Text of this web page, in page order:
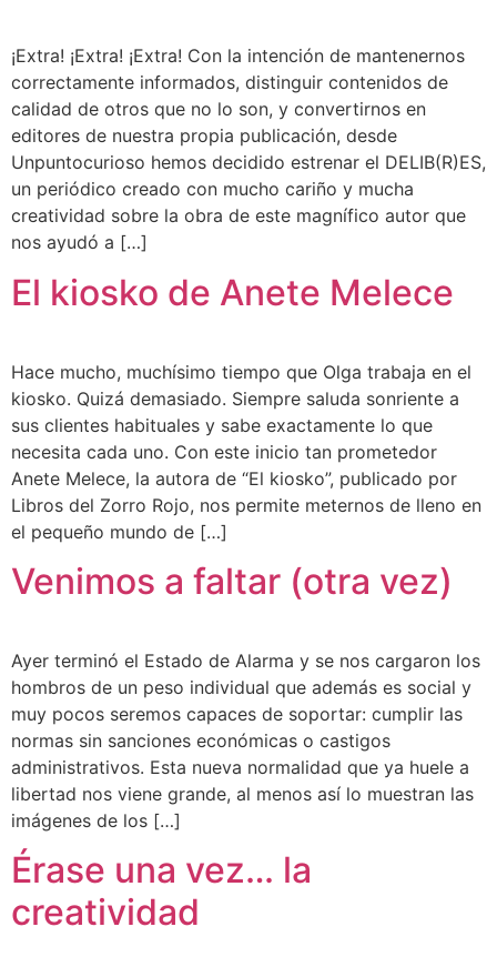
¡Extra! ¡Extra! ¡Extra! Con la intención de mantenernos
correctamente informados, distinguir contenidos de
calidad de otros que no lo son, y convertirnos en
editores de nuestra propia publicación, desde
Unpuntocurioso hemos decidido estrenar el DELIB(R)ES,
un periódico creado con mucho cariño y mucha
creatividad sobre la obra de este magnífico autor que
nos ayudó a […]
El kiosko de Anete Melece
Hace mucho, muchísimo tiempo que Olga trabaja en el
kiosko. Quizá demasiado. Siempre saluda sonriente a
sus clientes habituales y sabe exactamente lo que
necesita cada uno. Con este inicio tan prometedor
Anete Melece, la autora de “El kiosko”, publicado por
Libros del Zorro Rojo, nos permite meternos de lleno en
el pequeño mundo de […]
Venimos a faltar (otra vez)
Ayer terminó el Estado de Alarma y se nos cargaron los
hombros de un peso individual que además es social y
muy pocos seremos capaces de soportar: cumplir las
normas sin sanciones económicas o castigos
administrativos. Esta nueva normalidad que ya huele a
libertad nos viene grande, al menos así lo muestran las
imágenes de los […]
Érase una vez… la
creatividad